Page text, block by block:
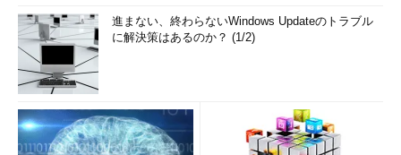
進まない、終わらないWindows Updateのトラブル
に解決策はあるのか？ (1/2)